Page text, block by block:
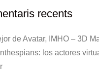
recents
de Avatar, IMHO – 3D
los actores